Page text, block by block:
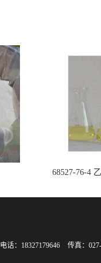
68527-76-4
电话：18327179646 传真：